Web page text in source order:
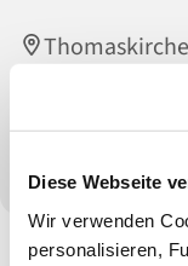
Diese Webseite
Wir verwenden
personalisieren,